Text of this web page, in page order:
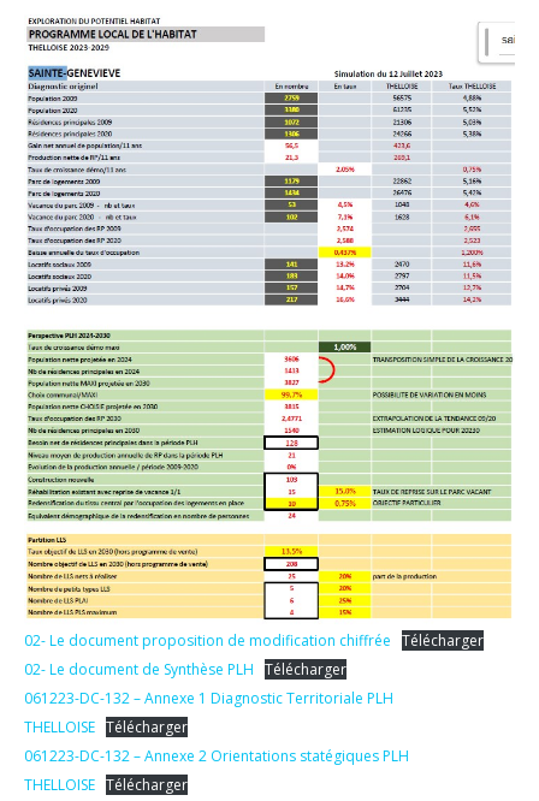
02- Le document proposition de modification chiffrée Télécharger
02- Le document de Synthèse PLH Télécharger
061223-DC-132 – Annexe 1 Diagnostic Territoriale PLH
THELLOISE Télécharger
061223-DC-132 – Annexe 2 Orientations statégiques PLH
THELLOISE Télécharger